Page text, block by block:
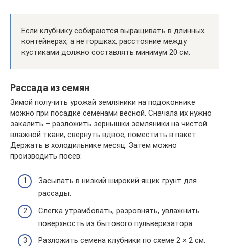
Если клубнику собираются выращивать в длинных
контейнерах, а не горшках, расстояние между
кустиками должно составлять минимум 20 см.
Рассада из семян
Зимой получить урожай земляники на подоконнике
можно при посадке семенами весной. Сначала их нужно
закалить – разложить зернышки земляники на чистой
влажной ткани, свернуть вдвое, поместить в пакет.
Держать в холодильнике месяц. Затем можно
производить посев:
Засыпать в низкий широкий ящик грунт для
рассады.
Слегка утрамбовать, разровнять, увлажнить
поверхность из бытового пульверизатора.
Разложить семена клубники по схеме 2 × 2 см.